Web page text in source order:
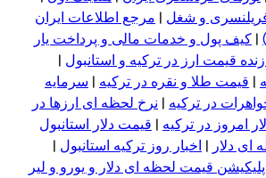
و شغل | مرجع اطلاعات ایران
| کیف پول و خدمات مالی و پرداخت یار
زنده قیمت ارز در ترکیه و استانبول |
| قیمت طلا و نقره در ترکیه | سرمایه
در ترکیه | نرخ لحظه ای ارزها در
امروز در ترکیه | قیمت دلار استانبول
دلار | اخبار روز ترکیه استانبول |
قیمت لحظه ای دلار و یورو و لیر